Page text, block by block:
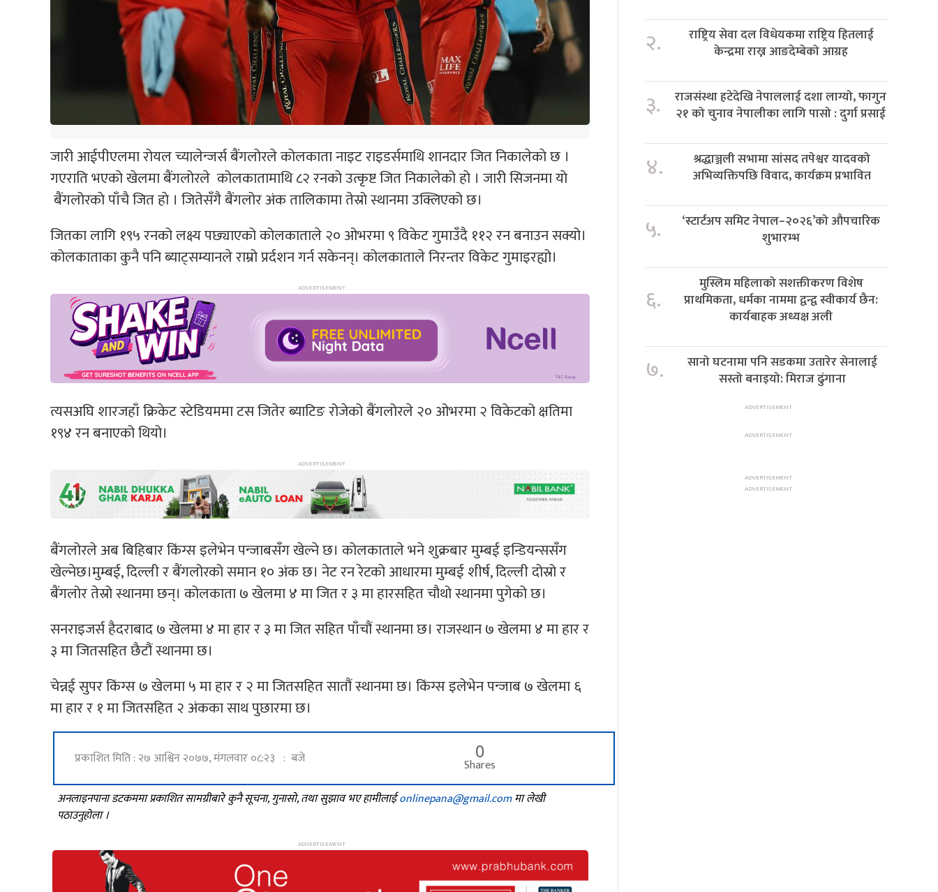
जारी आईपीएलमा रोयल च्यालेन्जर्स बैंगलोरले कोलकाता नाइट राइडर्समाथि शानदार जित निकालेकाे छ ।
गएराति भएकाे खेलमा बैंगलोरले कोलकातामाथि ८२ रनको उत्कृष्ट जित निकालेको हाे । जारी सिजनमा याे
बैंगलोरकाे पाँचै जित हाे । जितेसँगै बैंगलोर अंक तालिकामा तेस्रो स्थानमा उक्लिएको छ।
जितका लागि १९५ रनको लक्ष्य पछ्याएको कोलकाताले २० ओभरमा ९ विकेट गुमाउँदै ११२ रन बनाउन सक्यो।
कोलकाताका कुनै पनि ब्याट्सम्यानले राम्रो प्रर्दशन गर्न सकेनन्। कोलकाताले निरन्तर विकेट गुमाइरह्यो।
त्यसअघि शारजहाँ क्रिकेट स्टेडियममा टस जितेर ब्याटिङ रोजेको बैंगलोरले २० ओभरमा २ विकेटको क्षतिमा
१९४ रन बनाएको थियो।
बैंगलोरले अब बिहिबार किंग्स इलेभेन पन्जाबसँग खेल्ने छ। कोलकाताले भने शुक्रबार मुम्बई इन्डियन्ससँग
खेल्नेछ।मुम्बई, दिल्ली र बैंगलोरको समान १० अंक छ। नेट रन रेटको आधारमा मुम्बई शीर्ष, दिल्ली दोस्रो र
बैंगलोर तेस्रो स्थानमा छन्। कोलकाता ७ खेलमा ४ मा जित र ३ मा हारसहित चौथो स्थानमा पुगेको छ।
सनराइजर्स हैदराबाद ७ खेलमा ४ मा हार र ३ मा जित सहित पाँचौं स्थानमा छ। राजस्थान ७ खेलमा ४ मा हार र
३ मा जितसहित छैटौं स्थानमा छ।
चेन्नई सुपर किंग्स ७ खेलमा ५ मा हार र २ मा जितसहित सातौं स्थानमा छ। किंग्स इलेभेन पन्जाब ७ खेलमा ६
मा हार र १ मा जितसहित २ अंकका साथ पुछारमा छ।
प्रकाशित मिति : २७ आश्विन २०७७, मंगलवार ०८:२३ : बजे 0
Shares
अनलाइनपाना डटकममा प्रकाशित सामग्रीबारे कुनै सूचना, गुनासो, तथा सुझाव भए हामीलाईonlinepana@gmail.comमा लेखी
पठाउनुहोला ।
२.
राष्ट्रिय सेवा दल विधेयकमा राष्ट्रिय हितलाई
केन्द्रमा राख्न आङदेम्बेको आग्रह
३.
राजसंस्था हटेदेखि नेपाललाई दशा लाग्यो, फागुन
२१ को चुनाव नेपालीका लागि पासो : दुर्गा प्रसाई
४.
श्रद्धाञ्जली सभामा सांसद तपेश्वर यादवको
अभिव्यक्तिपछि विवाद, कार्यक्रम प्रभावित
५.
‘स्टार्टअप समिट नेपाल–२०२६’को औपचारिक
शुभारम्भ
६.
मुस्लिम महिलाको सशक्तीकरण विशेष
प्राथमिकता, धर्मका नाममा द्वन्द्व स्वीकार्य छैन:
कार्यबाहक अध्यक्ष अली
७.
सानो घटनामा पनि सडकमा उतारेर सेनालाई
सस्तो बनाइयो: मिराज ढुंगाना